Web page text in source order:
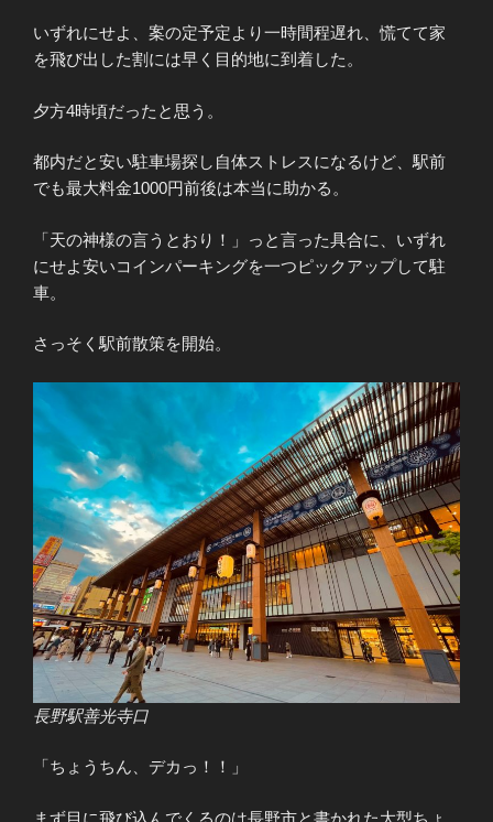
いずれにせよ、案の定予定より一時間程遅れ、慌てて家
を飛び出した割には早く目的地に到着した。
夕方4時頃だったと思う。
都内だと安い駐車場探し自体ストレスになるけど、駅前
でも最大料金1000円前後は本当に助かる。
「天の神様の言うとおり！」っと言った具合に、いずれ
にせよ安いコインパーキングを一つピックアップして駐
車。
さっそく駅前散策を開始。
長野駅善光寺口
「ちょうちん、デカっ！！」
まず目に飛び込んでくるのは長野市と書かれた大型ちょ